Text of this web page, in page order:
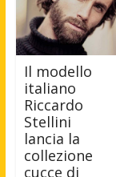
Il modello
italiano
Riccardo
Stellini
lancia la
collezione
cucce di